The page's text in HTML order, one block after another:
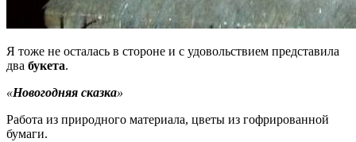
Я тоже не осталась в стороне и с удовольствием представила
два букета.
«Новогодняя сказка»
Работа из природного материала, цветы из гофрированной
бумаги.